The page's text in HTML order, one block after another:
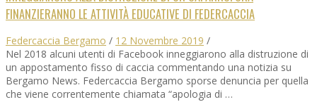
FINANZIERANNO LE ATTIVITÀ EDUCATIVE DI FEDERCACCIA
Federcaccia Bergamo / 12 Novembre 2019 /
Nel 2018 alcuni utenti di Facebook inneggiarono alla distruzione di
un appostamento fisso di caccia commentando una notizia su
Bergamo News. Federcaccia Bergamo sporse denuncia per quella
che viene correntemente chiamata “apologia di …